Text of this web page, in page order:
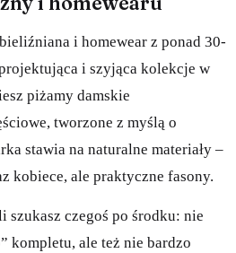
i homewear z ponad 30-
i szyjąca kolekcje w
piżamy damskie
tworzone z myślą o
stawia na naturalne materiały –
kobiece, ale praktyczne fasony.
szukasz czegoś po środku: nie
kompletu, ale też nie bardzo